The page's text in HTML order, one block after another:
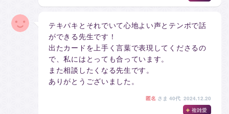
テキパキとそれでいて心地よい声とテンポで話
ができる先生です！
出たカードを上手く言葉で表現してくださるの
で、私にはとっても合っています。
また相談したくなる先生です。
ありがとうございました。
匿名 さま 40代 2024.12.20
複雑愛